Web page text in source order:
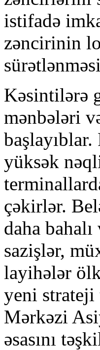
istifadə
zəncirinin
Kəsintilərə
mənbələri
yüksək
çəkirlər.
daha
sazişlər,
layihələr
yeni strateji
Mərkəzi
əsasını